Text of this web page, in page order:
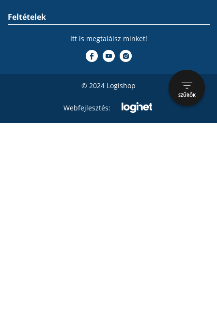
SZŰRŐK
Feltételek
Itt is megtalálsz minket!
© 2024 Logishop
Webfejlesztés: